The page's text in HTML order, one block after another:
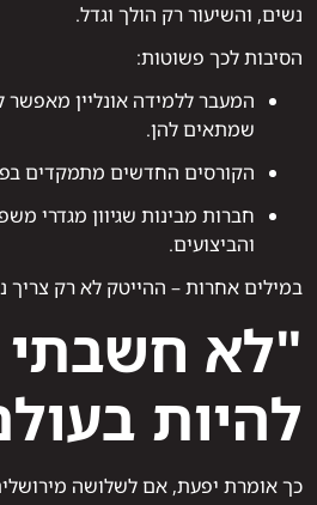
נשים, והשיעור רק הולך וגדל.
הסיבות לכך פשוטות:
המעבר ללמידה אונליין מאפשר
שמתאים להן.
הקורסים החדשים מתמקדים
חברות מבינות שגיוון מגדרי
והביצועים.
במילים אחרות – ההייטק לא רק צריך
"לא חשבתי
להיות
כך אומרת יפעת, אם לשלושה